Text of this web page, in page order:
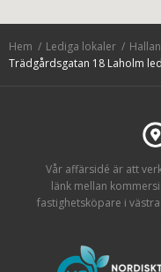
Hem Lediga lokaler
Trädgårdsgatan 18 Laholm
Vår affärsidé är att
länk mellan
fastighetsköpare i